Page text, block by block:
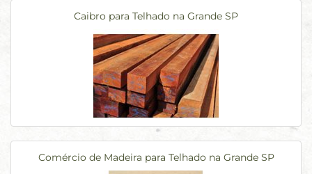
Caibro para Telhado na Grande SP
Comércio de Madeira para Telhado na Grande SP